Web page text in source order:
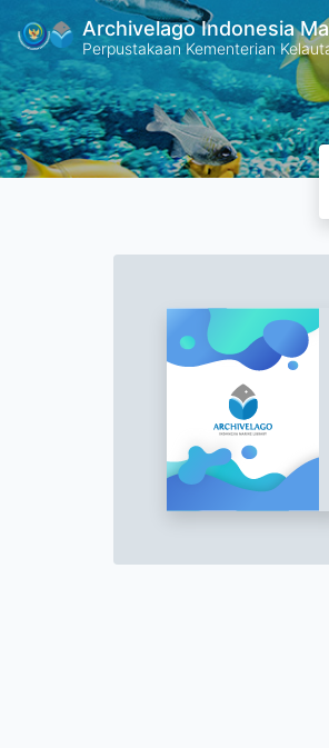
Archivelago Indonesia
Perpustakaan Kementerian